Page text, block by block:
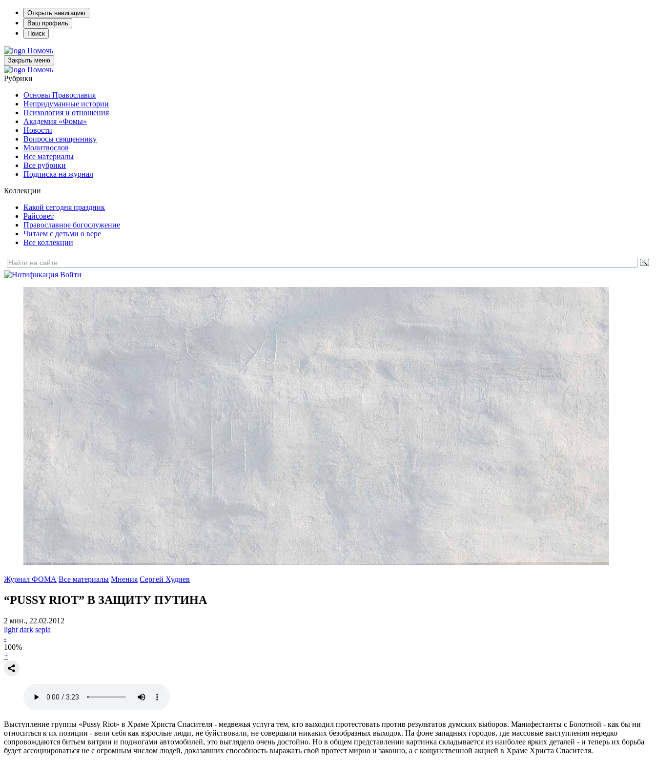
Открыть навигацию
Ваш профиль
Поиск
Помочь
Закрыть меню
Помочь
Рубрики
Основы Православия
Непридуманные истории
Психология и отношения
Академия «Фомы»
Новости
Вопросы священнику
Молитвослов
Все материалы
Все рубрики
Подписка на журнал
Коллекции
Какой сегодня праздник
Райсовет
Православное богослужение
Читаем с детьми о вере
Все коллекции
Войти
Журнал ФОМА Все материалы Мнения Сергей Худиев
“PUSSY RIOT” В ЗАЩИТУ ПУТИНА
2 мин., 22.02.2012
light dark sepia
-
100%
+
Выступление группы «Pussy Riot» в Храме Христа Спасителя - медвежья услуга тем, кто выходил протестовать против результатов думских выборов. Манифестанты с Болотной - как бы ни
относиться к их позиции - вели себя как взрослые люди, не буйствовали, не совершали никаких безобразных выходок. На фоне западных городов, где массовые выступления нередко
сопровождаются битьем витрин и поджогами автомобилей, это выглядело очень достойно. Но в общем представлении картинка складывается из наиболее ярких деталей - и теперь их борьба
будет ассоциироваться не с огромным числом людей, доказавших способность выражать свой протест мирно и законно, а с кощунственной акцией в Храме Христа Спасителя.